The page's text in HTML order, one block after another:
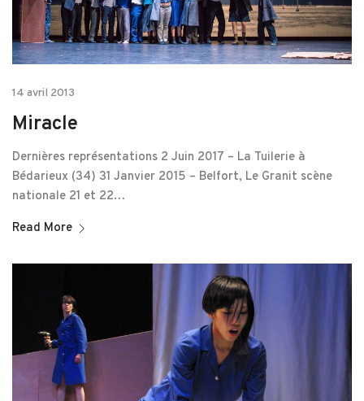
14 avril 2013
Miracle
Dernières représentations 2 Juin 2017 – La Tuilerie à
Bédarieux (34) 31 Janvier 2015 – Belfort, Le Granit scène
nationale 21 et 22…
Read More